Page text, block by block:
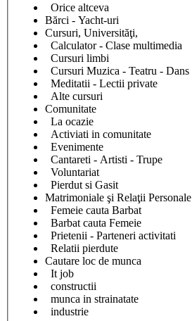
Orice altceva
Bărci - Yacht-uri
Cursuri, Universităţi,
Calculator - Clase multimedia
Cursuri limbi
Cursuri Muzica - Teatru - Dans
Meditatii - Lectii private
Alte cursuri
Comunitate
La ocazie
Activiati in comunitate
Evenimente
Cantareti - Artisti - Trupe
Voluntariat
Pierdut si Gasit
Matrimoniale şi Relaţii Personale
Femeie cauta Barbat
Barbat cauta Femeie
Prietenii - Parteneri activitati
Relatii pierdute
Cautare loc de munca
It job
constructii
munca in strainatate
industrie